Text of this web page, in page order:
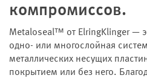
компромиссов.
Metaloseal™ от ElringKlinger —
одно- или многослойная
металлических несущих
покрытием или без него.